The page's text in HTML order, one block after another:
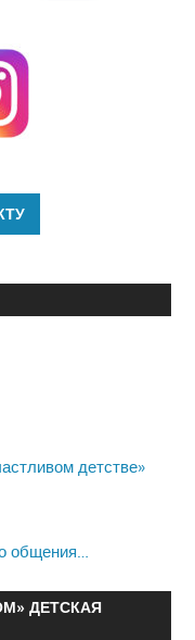
детстве»
общения…
ДЕТСКАЯ